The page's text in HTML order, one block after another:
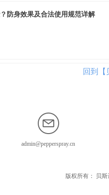
防身效果及合法使用规范详解
回到【
版权所有： 贝
admin@pepperspray.cn